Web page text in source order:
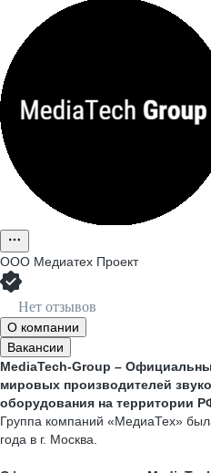
ООО Медиатех Проект
Нет отзывов
О компании
Вакансии
MediaTech-Group –
мировых производителей
оборудования на территории
Группа компаний «МедиаТех»
года в г. Москва.